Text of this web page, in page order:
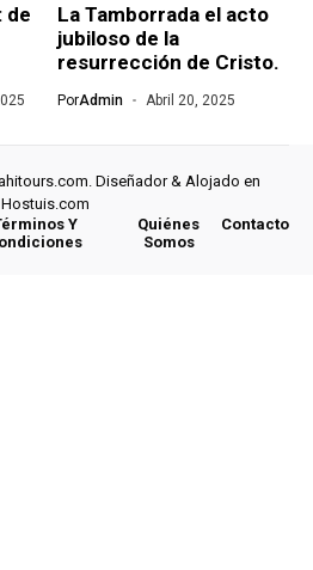
de
La Tamborrada el acto
jubiloso de la
resurrección de Cristo.
PorAdmin Abril 20, 2025
Diseñador & Alojado en
Hostuis.com
Y
Quiénes
Somos
Contacto